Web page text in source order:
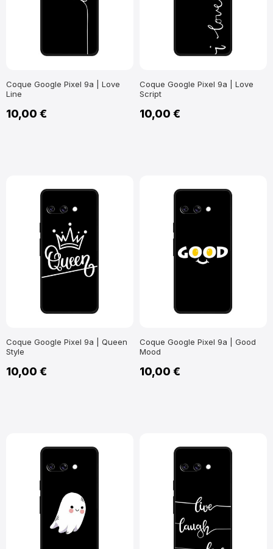
Coque Google Pixel 9a | Love
Line
10,00 €
Coque Google Pixel 9a | Love
Script
10,00 €
Coque Google Pixel 9a | Queen
Style
10,00 €
Coque Google Pixel 9a | Good
Mood
10,00 €